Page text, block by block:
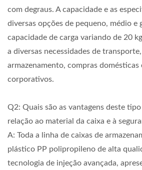
com degraus. A capacidade e as
diversas opções de pequeno, médio e
capacidade de carga variando de 20
a diversas necessidades de
armazenamento, compras domésticas
corporativos.
Q2: Quais são as vantagens deste
relação ao material da caixa e à
A: Toda a linha de caixas de
plástico PP polipropileno de alta
tecnologia de injeção avançada,